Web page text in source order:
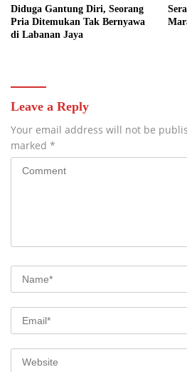
Diduga Gantung Diri, Seorang
Pria Ditemukan Tak Bernyawa
di Labanan Jaya
Leave a Reply
Your email address will not be
marked *